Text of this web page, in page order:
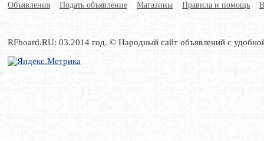
Объявления Подать объявление Магазины Правила и помощь
RFboard.RU: 03.2014 год. © Народный сайт объявлений с